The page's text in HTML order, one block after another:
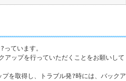
ています。
アップを行っていただくことをお願いして
を取得し、トラブル発?時には、バックア